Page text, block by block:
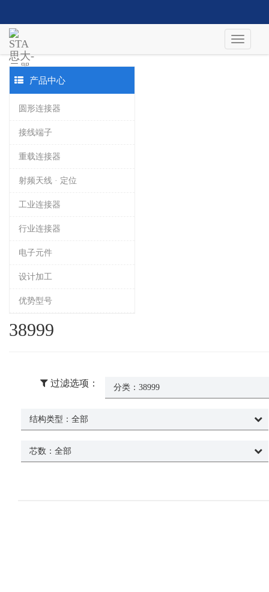
产品中心
圆形连接器
接线端子
重载连接器
射频天线 · 定位
工业连接器
行业连接器
电子元件
设计加工
优势型号
38999
过滤选项： 分类： 38999
结构类型： 全部
芯数： 全部